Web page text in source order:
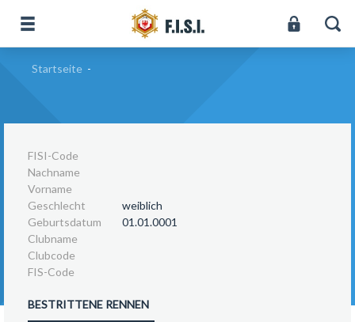
Startseite -
FISI-Code
Nachname
Vorname
Geschlecht
weiblich
Geburtsdatum
01.01.0001
Clubname
Clubcode
FIS-Code
BESTRITTENE RENNEN